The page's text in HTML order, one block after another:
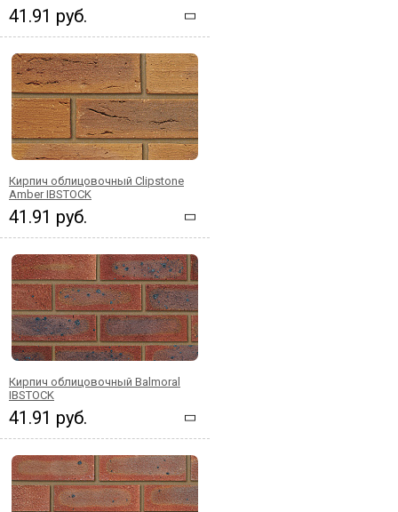
41.91 руб.
Кирпич облицовочный Clipstone
Amber IBSTOCK
41.91 руб.
Кирпич облицовочный Balmoral
IBSTOCK
41.91 руб.